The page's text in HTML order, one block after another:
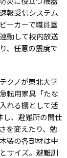
報受信システム
ーカーで職員室
動して校内放送
、任意の震度で
クノが東北大学
転用家具「たな
れる棚として活
し、避難所の間仕
を変えたり、勉
製の各部材は中
サイズ。避難訓